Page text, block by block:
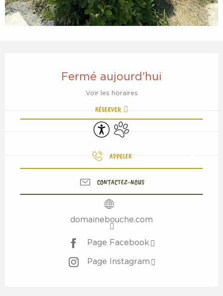
Fermé aujourd'hui
Voir les horaires
RÉSERVER
Accessibilité
Animaux acceptés
APPELER
CONTACTEZ-NOUS
domainebouche.com
Page Facebook
Page Instagram